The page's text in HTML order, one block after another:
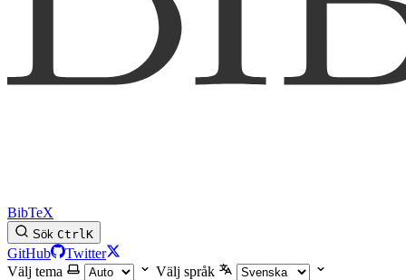
BibTeX
Sök CtrlK
GitHub
Twitter
Välj tema
Välj språk